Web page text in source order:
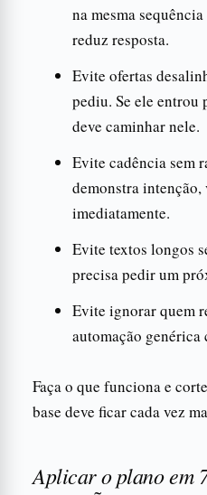
na mesma
reduz resposta.
Evite ofertas
pediu. Se ele entrou
deve caminhar nele.
Evite cadência sem
demonstra
imediatamente.
Evite textos longos
precisa pedir um
Evite ignorar quem
automação
Faça o que funciona e
base deve ficar cada vez
Aplicar o plano em